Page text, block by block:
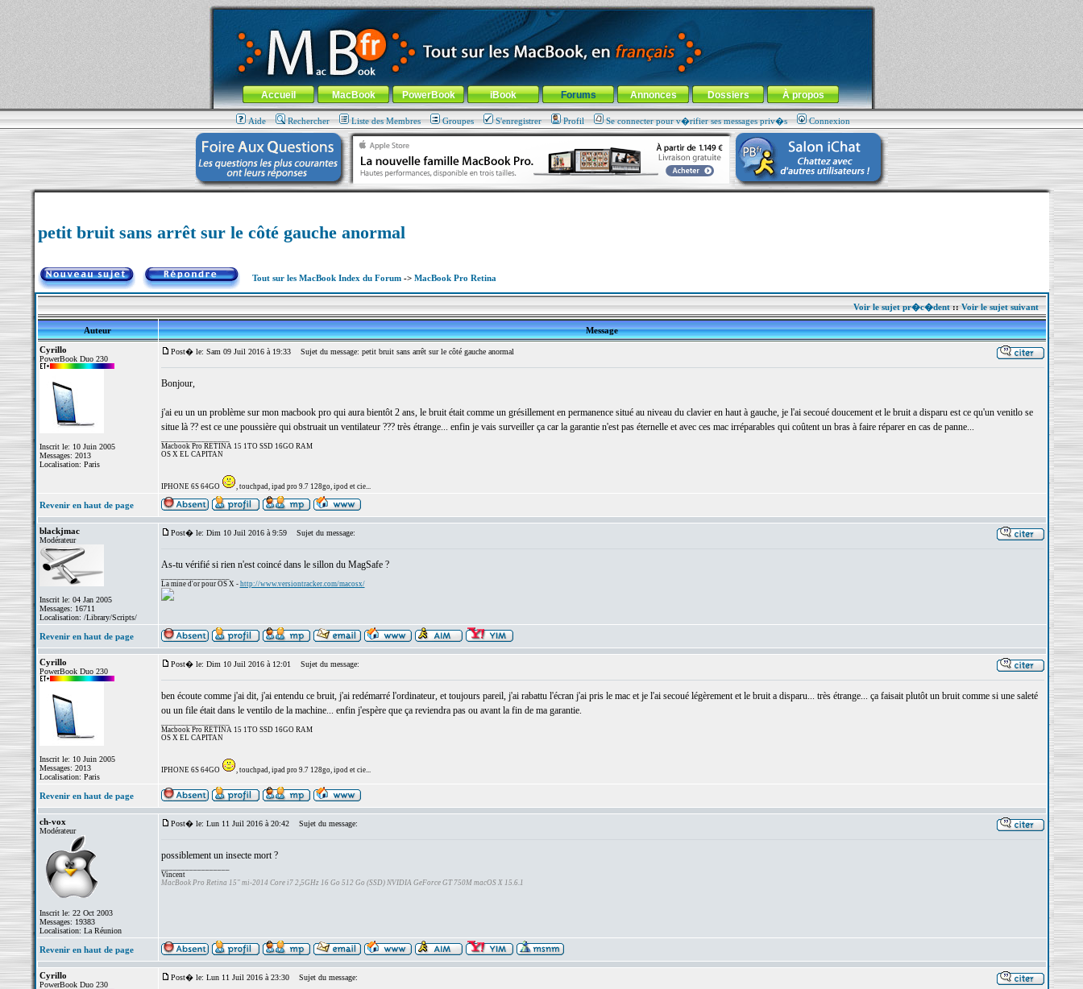
MacBook-fr.com : 100% Apple... 100% nomade !
Aller au contenu-Aller au menu général-Aller au menu de la rubrique
Menu général
Accueil MacBook PowerBook iBook Forums Annonces Dossiers À propos
Aide Rechercher Liste des Membres Groupes S'enregistrer Profil Se connecter pour v�rifier ses messages priv�s Connexion
petit bruit sans arrêt sur le côté gauche anormal
Tout sur les MacBook Index du Forum-> MacBook Pro Retina
Voir le sujet pr�c�dent::Voir le sujet suivant
Auteur
Message
Cyrillo
PowerBook Duo 230
Inscrit le: 10 Juin 2005
Messages: 2013
Localisation: Paris
Post� le: Sam 09 Juil 2016 à 19:33 Sujet du message: petit bruit sans arrêt sur le côté gauche anormal
Bonjour,
j'ai eu un un problème sur mon macbook pro qui aura bientôt 2 ans, le bruit était comme un grésillement en permanence situé au niveau du clavier en haut à gauche, je l'ai secoué doucement et le bruit a disparu est ce qu'un venitlo se
situe là ?? est ce une poussière qui obstruait un ventilateur ??? très étrange... enfin je vais surveiller ça car la garantie n'est pas éternelle et avec ces mac irréparables qui coûtent un bras à faire réparer en cas de panne...
Macbook Pro RETINA 15 1TO SSD 16GO RAM
OS X EL CAPITAN
IPHONE 6S 64GO , touchpad, ipad pro 9.7 128go, ipod et cie...
Revenir en haut de page
blackjmac
Modérateur
Inscrit le: 04 Jan 2005
Messages: 16711
Localisation: /Library/Scripts/
Post� le: Dim 10 Juil 2016 à 9:59 Sujet du message:
As-tu vérifié si rien n'est coincé dans le sillon du MagSafe ?
La mine d'or pour OS X - http://www.versiontracker.com/macosx/
Revenir en haut de page
Cyrillo
PowerBook Duo 230
Inscrit le: 10 Juin 2005
Messages: 2013
Localisation: Paris
Post� le: Dim 10 Juil 2016 à 12:01 Sujet du message:
ben écoute comme j'ai dit, j'ai entendu ce bruit, j'ai redémarré l'ordinateur, et toujours pareil, j'ai rabattu l'écran j'ai pris le mac et je l'ai secoué légèrement et le bruit a disparu... très étrange... ça faisait plutôt un bruit comme si une saleté
ou un file était dans le ventilo de la machine... enfin j'espère que ça reviendra pas ou avant la fin de ma garantie.
Macbook Pro RETINA 15 1TO SSD 16GO RAM
OS X EL CAPITAN
IPHONE 6S 64GO , touchpad, ipad pro 9.7 128go, ipod et cie...
Revenir en haut de page
ch-vox
Modérateur
Inscrit le: 22 Oct 2003
Messages: 19383
Localisation: La Réunion
Post� le: Lun 11 Juil 2016 à 20:42 Sujet du message:
possiblement un insecte mort ?
Vincent
MacBook Pro Retina 15" mi-2014 Core i7 2,5GHz 16 Go 512 Go (SSD) NVIDIA GeForce GT 750M macOS X 15.6.1
Revenir en haut de page
Cyrillo
PowerBook Duo 230
Post� le: Lun 11 Juil 2016 à 23:30 Sujet du message: